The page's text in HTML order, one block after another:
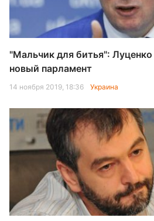
"Мальчик для битья":
новый парламент
14 ноября 2019, 18:36 Украина